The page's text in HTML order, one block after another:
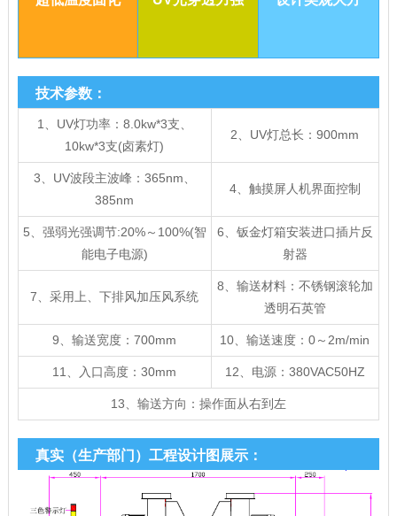
技术参数：
1、UV灯功率：8.0kw*3支、
10kw*3支(卤素灯)
2、UV灯总长：900mm
3、UV波段主波峰：365nm、
385nm
4、触摸屏人机界面控制
5、强弱光强调节:20%～100%(智
能电子电源)
6、钣金灯箱安装进口插片反
射器
7、采用上、下排风加压风系统
8、输送材料：不锈钢滚轮加
透明石英管
9、输送宽度：700mm 10、输送速度：0～2m/min
11、入口高度：30mm 12、电源：380VAC50HZ
13、输送方向：操作面从右到左
真实（生产部门）工程设计图展示：